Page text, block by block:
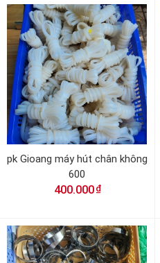
pk Gioang máy hút chân không
600
400.000 ₫